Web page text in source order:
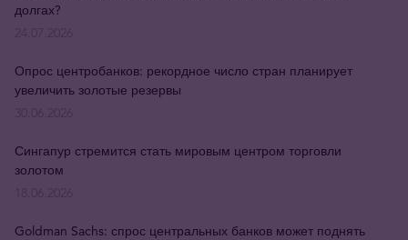
долгах?
Опрос центробанков: рекордное число стран планирует
увеличить золотые резервы
Сингапур стремится стать мировым центром торговли
золотом
Goldman Sachs: спрос центральных банков может поднять